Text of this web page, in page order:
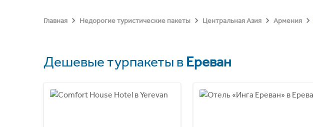
Главная Недорогие туристические пакеты Центральная Азия Армения
Дешевые турпакеты в Ереван